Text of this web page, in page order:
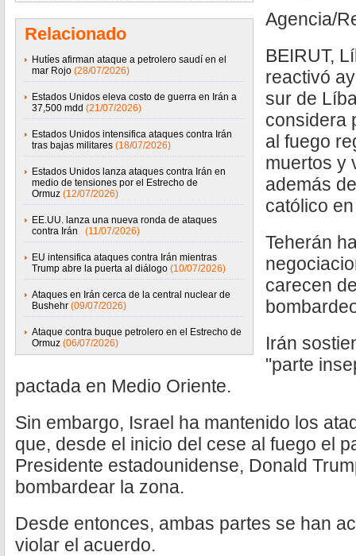
Relacionado
Hutíes afirman ataque a petrolero saudí en el
mar Rojo (28/07/2026)
Estados Unidos eleva costo de guerra en Irán a
37,500 mdd (21/07/2026)
Estados Unidos intensifica ataques contra Irán
tras bajas militares (18/07/2026)
Estados Unidos lanza ataques contra Irán en
medio de tensiones por el Estrecho de
Ormuz (12/07/2026)
EE.UU. lanza una nueva ronda de ataques
contra Irán
(11/07/2026)
EU intensifica ataques contra Irán mientras
Trump abre la puerta al diálogo (10/07/2026)
Ataques en Irán cerca de la central nuclear de
Bushehr (09/07/2026)
Ataque contra buque petrolero en el Estrecho de
Ormuz (06/07/2026)
Agencia/
BEIRUT,
reactivó
sur de
considera
al fuego
muertos y
además
católico
Teherán
carecen
Irán
"parte
pactada en Medio Oriente.
Sin embargo, Israel ha mantenido los
que, desde el inicio del cese al fuego el
Presidente estadounidense, Donald
bombardear la zona.
Desde entonces, ambas partes se han
violar el acuerdo.